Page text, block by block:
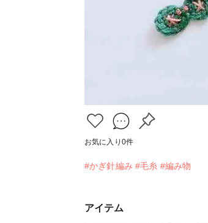
お気に入り 0件
#かぎ針編み #毛糸 #編み物
アイテム